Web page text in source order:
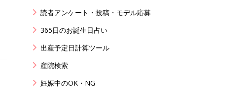
読者アンケート・投稿・モデル応募
365日のお誕生日占い
出産予定日計算ツール
産院検索
妊娠中のOK・NG